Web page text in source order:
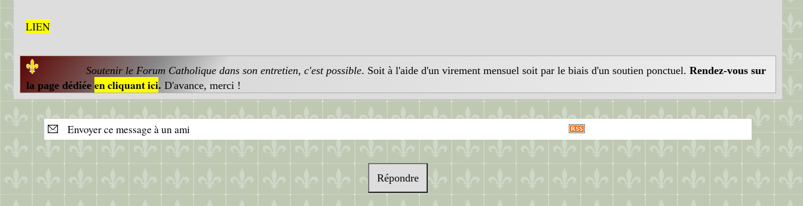
LIEN
Soutenir le Forum Catholique dans son entretien, c'est possible. Soit à l'aide d'un virement mensuel soit par le biais d'un soutien ponctuel. Rendez-vous sur
la page dédiée en cliquant ici. D'avance, merci !
Envoyer ce message à un ami
Répondre